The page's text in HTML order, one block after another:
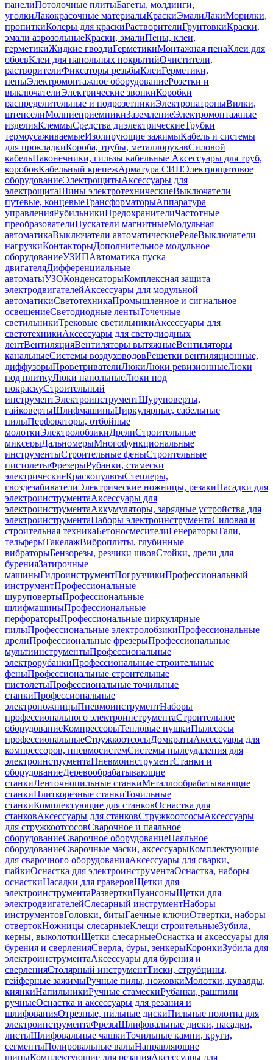
панелиПотолочные плитыБагеты, молдинги,
уголкиЛакокрасочные материалыКраскиЭмалиЛакиМорилки,
пропиткиКолеры для краскиРастворителиГрунтовкиКраски,
эмали аэрозольныеКраски, эмалиПены, клеи,
герметикиЖидкие гвоздиГерметикиМонтажная пенаКлеи для
обоевКлеи для напольных покрытийОчистители,
растворителиФиксаторы резьбыКлеиГерметики,
пеныЭлектромонтажное оборудованиеРозетки и
выключателиЭлектрические звонкиКоробки
распределительные и подрозетникиЭлектропатроныВилки,
штепселиМолниеприемникиЗаземлениеЭлектромонтажные
изделияКлеммыСредства диэлектрическиеТрубки
термоусаживаемыеИзолирующие зажимыКабель и системы
для прокладкиКороба, трубы, металлорукавСиловой
кабельНаконечники, гильзы кабельные Аксессуары для труб,
коробовКабельный крепежАрматура СИПЭлектрощитовое
оборудованиеЭлектрощитыАксессуары для
электрощитаШины электротехническиеВыключатели
путевые, концевыеТрансформаторыАппаратура
управленияРубильникиПредохранителиЧастотные
преобразователиПускатели магнитныеМодульная
автоматикаВыключатели автоматическиеРелеВыключатели
нагрузкиКонтакторыДополнительное модульное
оборудованиеУЗИПАвтоматика пуска
двигателяДифференциальные
автоматыУЗОКонденсаторыКомплексная защита
электродвигателейАксессуары для модульной
автоматикиСветотехникаПромышленное и сигнальное
освещениеСветодиодные лентыТочечные
светильникиТрековые светильникиАксессуары для
светотехникиАксессуары для светодиодных
лентВентиляцияВентиляторы вытяжныеВентиляторы
канальныеСистемы воздуховодовРешетки вентиляционные,
диффузорыПроветривателиЛюкиЛюки ревизионныеЛюки
под плиткуЛюки напольныеЛюки под
покраскуСтроительный
инструментЭлектроинструментШуруповерты,
гайковертыШлифмашиныЦиркулярные, сабельные
пилыПерфораторы, отбойные
молоткиЭлектролобзикиДрелиСтроительные
миксерыДальномерыМногофункциональные
инструментыСтроительные феныСтроительные
пистолетыФрезерыРубанки, стамески
электрическиеКраскопультыСтеплеры,
гвоздезабивателиЭлектрические ножницы, резакиНасадки для
электроинструментаАксессуары для
электроинструментаАккумуляторы, зарядные устройства для
электроинструментаНаборы электроинструментаСиловая и
строительная техникаБетоносмесителиГенераторыТали,
тельферыТакелажВиброплиты, глубинные
вибраторыБензорезы, резчики швовСтойки, дрели для
буренияЗатирочные
машиныГидроинструментПогрузчикиПрофессиональный
инструментПрофессиональные
шуруповертыПрофессиональные
шлифмашиныПрофессиональные
перфораторыПрофессиональные циркулярные
пилыПрофессиональные электролобзикиПрофессиональные
дрелиПрофессиональные фрезерыПрофессиональные
мультиинструментыПрофессиональные
электрорубанкиПрофессиональные строительные
феныПрофессиональные строительные
пистолетыПрофессиональные точильные
станкиПрофессиональные
электроножницыПневмоинструментНаборы
профессионального электроинструментаСтроительное
оборудованиеКомпрессорыТепловые пушкиПылесосы
профессиональныеСтружкоотсосыДомкратыАксессуары для
компрессоров, пневмосистемСистемы пылеудаления для
электроинструментаПневмоинструментСтанки и
оборудованиеДеревообрабатывающие
станкиЛенточнопильные станкиМеталлообрабатывающие
станкиПлиткорезные станкиТочильные
станкиКомплектующие для станковОснастка для
станковАксессуары для станковСтружкоотсосыАксессуары
для стружкоотсосовСварочное и паяльное
оборудованиеСварочное оборудованиеПаяльное
оборудованиеСварочные маски, аксессуарыКомплектующие
для сварочного оборудованияАксессуары для сварки,
пайкиОснастка для электроинструментаОснастка, наборы
оснасткиНасадки для граверовЩетки для
электроинструментаРазверткиПуансоныЩетки для
электродвигателейСлесарный инструментНаборы
инструментовГоловки, битыГаечные ключиОтвертки, наборы
отвертокНожницы слесарныеКлещи строительныеЗубила,
керны, выколоткиЩетки слесарныеОснастка и аксессуары для
бурения и сверленияСверла, буры, зенкерыКоронкиЗубила для
электроинструментаАксессуары для бурения и
сверленияСтолярный инструментТиски, струбцины,
гейферные зажимыРучные пилы, ножовкиМолотки, кувалды,
киянкиНапильникиРучные стамескиРубанки, рашпили
ручныеОснастка и аксессуары для резания и
шлифованияОтрезные, пильные дискиПильные полотна для
электроинструментаФрезыШлифовальные диски, насадки,
листыШлифовальные чашкиТочильные камни, круги,
сегментыПолировальные валыНаправляющие
шиныКомплектующие для резанияАксессуары для